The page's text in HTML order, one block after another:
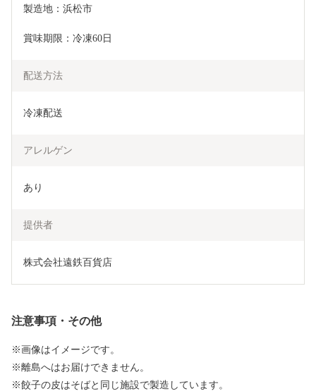
製造地：浜松市
賞味期限：冷凍60日
配送方法
冷凍配送
アレルゲン
あり
提供者
株式会社遠鉄百貨店
注意事項・その他
※画像はイメージです。
※離島へはお届けできません。
※餃子の皮はそばと同じ施設で製造しています。